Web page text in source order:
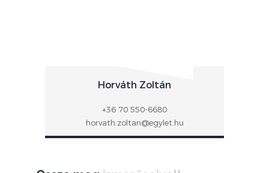
Horváth Zoltán
+36 70 550-6680
horvath.zoltan@egylet.hu